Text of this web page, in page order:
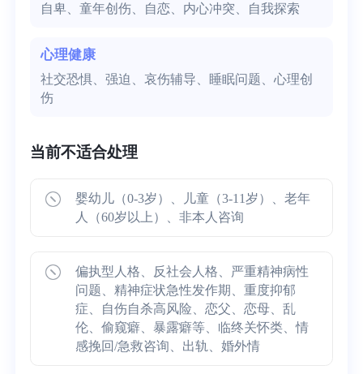
自卑、童年创伤、自恋、内心冲突、自我探索
心理健康
社交恐惧、强迫、哀伤辅导、睡眠问题、心理创
伤
当前不适合处理
婴幼儿（0-3岁）、儿童（3-11岁）、老年
人（60岁以上）、非本人咨询
偏执型人格、反社会人格、严重精神病性
问题、精神症状急性发作期、重度抑郁
症、自伤自杀高风险、恋父、恋母、乱
伦、偷窥癖、暴露癖等、临终关怀类、情
感挽回/急救咨询、出轨、婚外情